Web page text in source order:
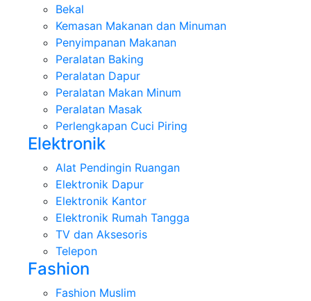
Bekal
Kemasan Makanan dan Minuman
Penyimpanan Makanan
Peralatan Baking
Peralatan Dapur
Peralatan Makan Minum
Peralatan Masak
Perlengkapan Cuci Piring
Elektronik
Alat Pendingin Ruangan
Elektronik Dapur
Elektronik Kantor
Elektronik Rumah Tangga
TV dan Aksesoris
Telepon
Fashion
Fashion Muslim